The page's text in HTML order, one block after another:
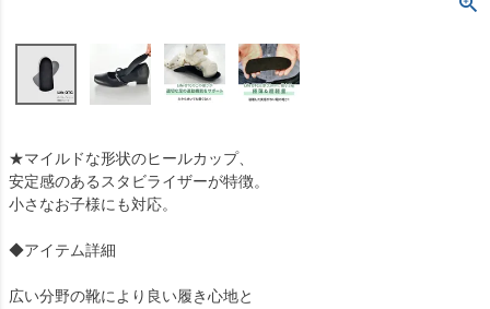
★マイルドな形状のヒールカップ、
安定感のあるスタビライザーが特徴。
小さなお子様にも対応。
◆アイテム詳細
広い分野の靴により良い履き心地と